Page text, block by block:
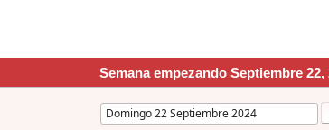
Semana empezando Septiembre 22,